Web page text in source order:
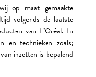
op maat gemaakte
volgends de laatste
van L’Oréal. In
en technieken zoals;
inzetten is bepalend